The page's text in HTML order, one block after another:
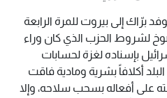
برّاك إلى بيروت للمرة الرابعة
لشروط الحزب الذي كان وراء
بإسناده لغزة لحسابات
البلد أكلافاً بشرية ومادية فاقت
على أفعاله بسحب سلاحه، وإلا